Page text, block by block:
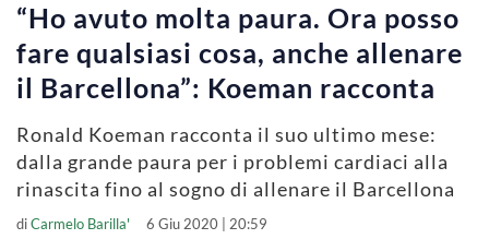
“Ho avuto molta paura. Ora posso
fare qualsiasi cosa, anche allenare
il Barcellona”: Koeman racconta
Ronald Koeman racconta il suo ultimo mese:
dalla grande paura per i problemi cardiaci alla
rinascita fino al sogno di allenare il Barcellona
diCarmelo Barilla' 6 Giu 2020 | 20:59